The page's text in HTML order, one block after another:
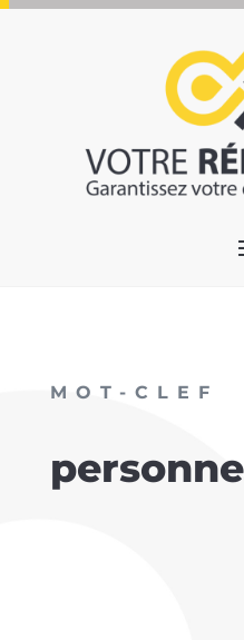
MOT-CLEF